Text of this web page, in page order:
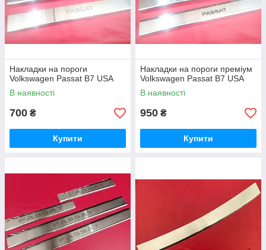
Накладки на пороги
Volkswagen Passat B7 USA
В наявності
700 ₴
Купити
Накладки на пороги преміум
Volkswagen Passat B7 USA
В наявності
950 ₴
Купити